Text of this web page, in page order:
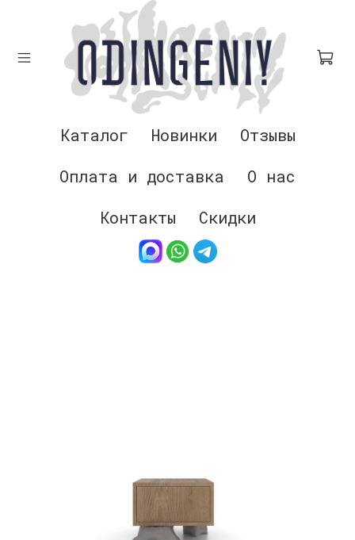
Каталог Новинки
Отзывы
Оплата и доставка
О нас
Контакты
Скидки